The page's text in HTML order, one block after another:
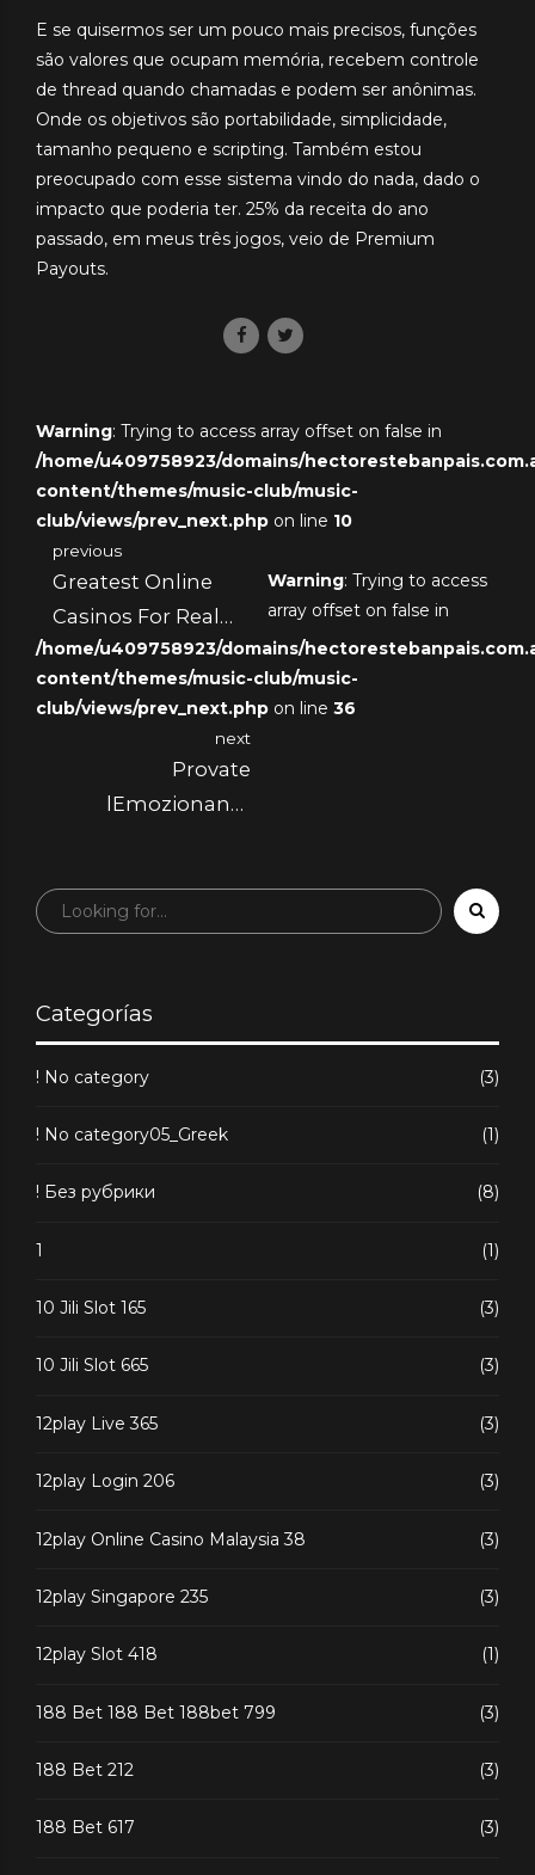
E se quisermos ser um pouco mais precisos, funções
são valores que ocupam memória, recebem controle
de thread quando chamadas e podem ser anônimas.
Onde os objetivos são portabilidade, simplicidade,
tamanho pequeno e scripting. Também estou
preocupado com esse sistema vindo do nada, dado o
impacto que poderia ter. 25% da receita do ano
passado, em meus três jogos, veio de Premium
Payouts.
Warning: Trying to access array offset on false in
/home/u409758923/domains/
content/themes/music-club/music-
club/views/prev_next.php on line 10
previous
Greatest Online
Casinos For Real
Cash Payout 2025
Warning: Trying to access
array offset on false in
/home/u409758923/domains/
content/themes/music-club/music-
club/views/prev_next.php on line 36
next
Provate
lEmozionante
Gratuitamente con
la Demo, Ottenete
Categorías
! No category (3)
! No category05_Greek (1)
! Без рубрики (8)
1 (1)
10 Jili Slot 165 (3)
10 Jili Slot 665 (3)
12play Live 365 (3)
12play Login 206 (3)
12play Online Casino Malaysia 38 (3)
12play Singapore 235 (3)
12play Slot 418 (1)
188 Bet 188 Bet 188bet 799 (3)
188 Bet 212 (3)
188 Bet 617 (3)